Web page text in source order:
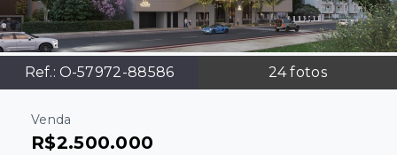
Ref.: O-57972-88586 24fotos
Venda
R$2.500.000